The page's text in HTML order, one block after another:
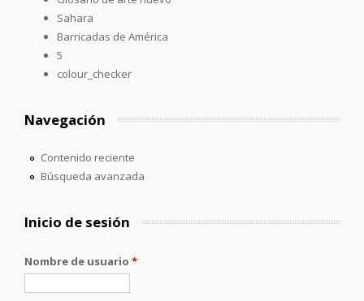
Sahara
Barricadas de América
5
colour_checker
Navegación
Contenido reciente
Búsqueda avanzada
Inicio de sesión
Nombre de usuario *